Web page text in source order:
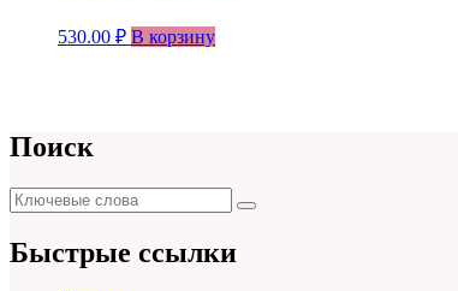
530.00 ₽ В корзину
Поиск
Поиск
для:
Поиск
Быстрые ссылки